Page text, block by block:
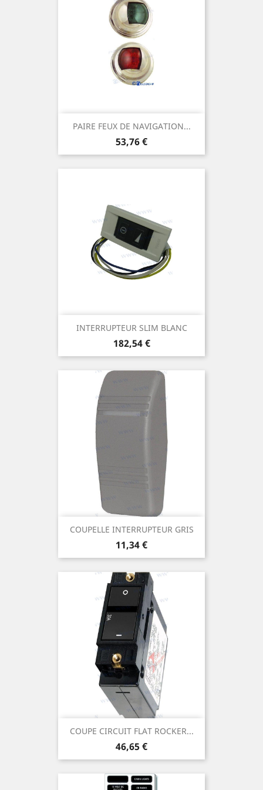
PAIRE FEUX DE NAVIGATION...
Prix
53,76 €
INTERRUPTEUR SLIM BLANC
Prix
182,54 €
COUPELLE INTERRUPTEUR GRIS
Prix
11,34 €
COUPE CIRCUIT FLAT ROCKER...
Prix
46,65 €